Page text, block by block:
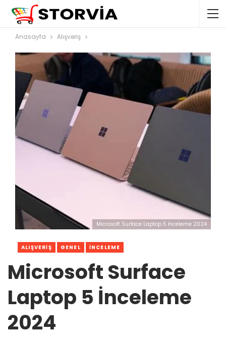
Anasayfa Alışveriş
Microsoft Surface Laptop 5 İnceleme 2024
ALIŞVERIŞ GENEL İNCELEME
Microsoft Surface
Laptop 5 İnceleme
2024